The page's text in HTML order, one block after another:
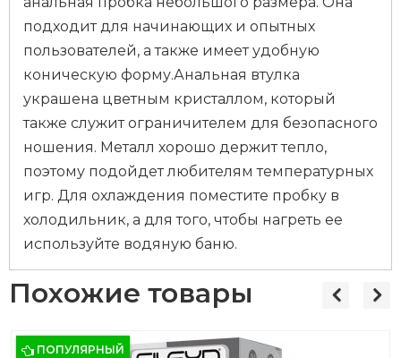
подходит для начинающих и опытных
пользователей, а также имеет удобную
коническую форму.Анальная втулка
украшена цветным кристаллом, который
также служит ограничителем для безопасного
ношения. Металл хорошо держит тепло,
поэтому подойдет любителям температурных
игр. Для охлаждения поместите пробку в
холодильник, а для того, чтобы нагреть ее
используйте водяную баню.
Похожие товары
ПОПУЛЯРНЫЙ